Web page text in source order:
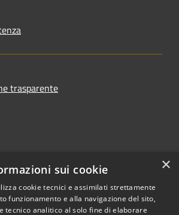
trasparente
accessibilità
×
sui cookie
cookie tecnici e assimilati strettamente
funzionamento e alla navigazione del sito,
tecnico analitico al solo fine di elaborare